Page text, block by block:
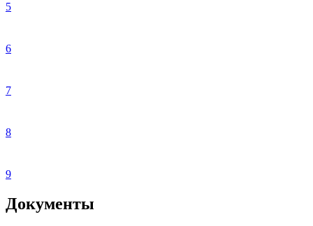
5
6
7
8
9
Документы